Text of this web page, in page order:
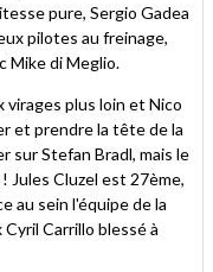
pure, Sergio Gadea
pilotes au freinage,
Mike di Meglio.
virages plus loin et Nico
et prendre la tête de la
sur Stefan Bradl, mais le
Jules Cluzel est 27ème,
au sein l'équipe de la
Carrillo blessé à